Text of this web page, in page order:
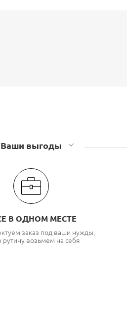
Ваши выгоды
В ОДНОМ МЕСТЕ
заказ под ваши нужды,
рутину возьмем на себя